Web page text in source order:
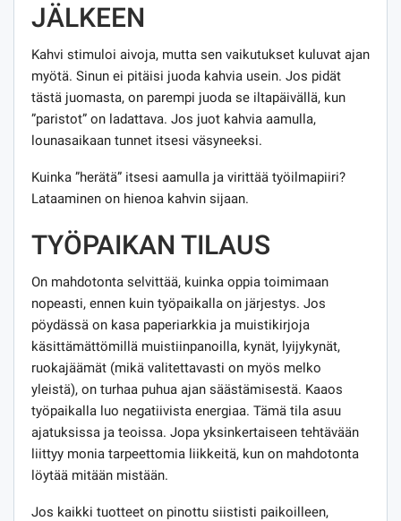
JÄLKEEN
Kahvi stimuloi aivoja, mutta sen vaikutukset kuluvat ajan
myötä. Sinun ei pitäisi juoda kahvia usein. Jos pidät
tästä juomasta, on parempi juoda se iltapäivällä, kun
”paristot” on ladattava. Jos juot kahvia aamulla,
lounasaikaan tunnet itsesi väsyneeksi.
Kuinka ”herätä” itsesi aamulla ja virittää työilmapiiri?
Lataaminen on hienoa kahvin sijaan.
TYÖPAIKAN TILAUS
On mahdotonta selvittää, kuinka oppia toimimaan
nopeasti, ennen kuin työpaikalla on järjestys. Jos
pöydässä on kasa paperiarkkia ja muistikirjoja
käsittämättömillä muistiinpanoilla, kynät, lyijykynät,
ruokajäämät (mikä valitettavasti on myös melko
yleistä), on turhaa puhua ajan säästämisestä. Kaaos
työpaikalla luo negatiivista energiaa. Tämä tila asuu
ajatuksissa ja teoissa. Jopa yksinkertaiseen tehtävään
liittyy monia tarpeettomia liikkeitä, kun on mahdotonta
löytää mitään mistään.
Jos kaikki tuotteet on pinottu siististi paikoilleen,